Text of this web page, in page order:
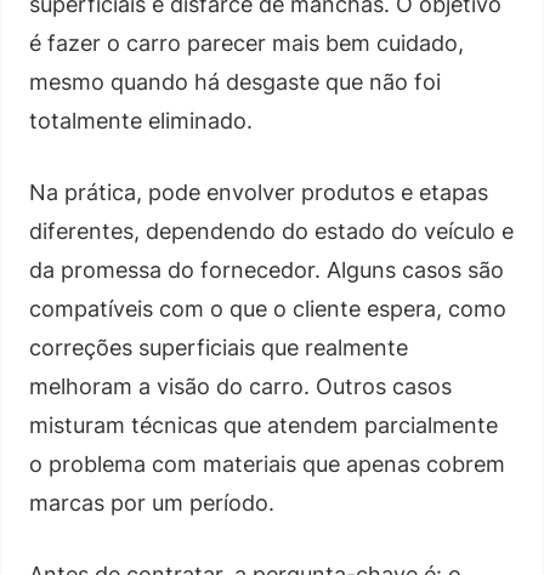
é fazer o carro parecer mais bem cuidado,
mesmo quando há desgaste que não foi
totalmente eliminado.
Na prática, pode envolver produtos e etapas
diferentes, dependendo do estado do veículo e
da promessa do fornecedor. Alguns casos são
compatíveis com o que o cliente espera, como
correções superficiais que realmente
melhoram a visão do carro. Outros casos
misturam técnicas que atendem parcialmente
o problema com materiais que apenas cobrem
marcas por um período.